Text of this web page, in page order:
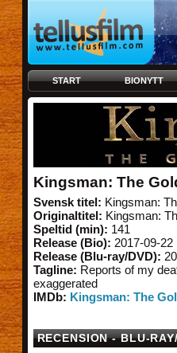
START BIONYTT
Kingsman: The
Svensk titel: Kingsman:
Originaltitel: Kingsman:
Speltid (min): 141
Release (Bio): 2017-09-22
Release (Blu-ray/DVD):
Tagline: Reports of my
exaggerated
IMDb: Kingsman: The
RECENSION - BLU-